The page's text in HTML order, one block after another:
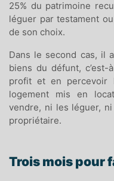
25% du patrimoine
léguer par testament
de son choix.
Dans le second cas, il
biens du défunt,
profit et en percevoir
logement mis en
vendre, ni les léguer, ni
propriétaire.
Trois mois pour